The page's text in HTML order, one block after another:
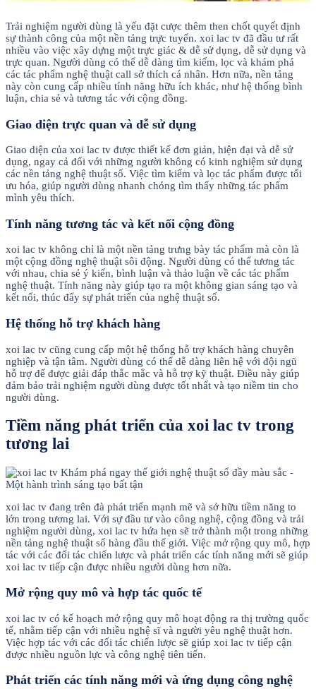
Trải nghiệm người dùng là yếu đặt cược thêm then chốt quyết định
sự thành công của một nền tảng trực tuyến. xoi lac tv đã đầu tư rất
nhiều vào việc xây dựng một trực giác & dễ sử dụng, dễ sử dụng và
trực quan. Người dùng có thể dễ dàng tìm kiếm, lọc và khám phá
các tác phẩm nghệ thuật call sở thích cá nhân. Hơn nữa, nền tảng
này còn cung cấp nhiều tính năng hữu ích khác, như hệ thống bình
luận, chia sẻ và tương tác với cộng đồng.
Giao diện trực quan và dễ sử dụng
Giao diện của xoi lac tv được thiết kế đơn giản, hiện đại và dễ sử
dụng, ngay cả đối với những người không có kinh nghiệm sử dụng
các nền tảng nghệ thuật số. Việc tìm kiếm và lọc tác phẩm được tối
ưu hóa, giúp người dùng nhanh chóng tìm thấy những tác phẩm
mình yêu thích.
Tính năng tương tác và kết nối cộng đồng
xoi lac tv không chỉ là một nền tảng trưng bày tác phẩm mà còn là
một cộng đồng nghệ thuật sôi động. Người dùng có thể tương tác
với nhau, chia sẻ ý kiến, bình luận và thảo luận về các tác phẩm
nghệ thuật. Tính năng này giúp tạo ra một không gian sáng tạo và
kết nối, thúc đẩy sự phát triển của nghệ thuật số.
Hệ thống hỗ trợ khách hàng
xoi lac tv cũng cung cấp một hệ thống hỗ trợ khách hàng chuyên
nghiệp và tận tâm. Người dùng có thể dễ dàng liên hệ với đội ngũ
hỗ trợ để được giải đáp thắc mắc và hỗ trợ kỹ thuật. Điều này giúp
đảm bảo trải nghiệm người dùng được tốt nhất và tạo niềm tin cho
người dùng.
Tiềm năng phát triển của xoi lac tv trong
tương lai
xoi lac tv đang trên đà phát triển mạnh mẽ và sở hữu tiềm năng to
lớn trong tương lai. Với sự đầu tư vào công nghệ, cộng đồng và trải
nghiệm người dùng, xoi lac tv hứa hẹn sẽ trở thành một trong những
nền tảng nghệ thuật số hàng đầu thế giới. Việc mở rộng quy mô, hợp
tác với các đối tác chiến lược và phát triển các tính năng mới sẽ giúp
xoi lac tv tiếp cận được nhiều người dùng hơn nữa.
Mở rộng quy mô và hợp tác quốc tế
xoi lac tv có kế hoạch mở rộng quy mô hoạt động ra thị trường quốc
tế, nhằm tiếp cận với nhiều nghệ sĩ và người yêu nghệ thuật hơn.
Việc hợp tác với các đối tác chiến lược sẽ giúp xoi lac tv tiếp cận
được nhiều nguồn lực và công nghệ tiên tiến.
Phát triển các tính năng mới và ứng dụng công nghệ